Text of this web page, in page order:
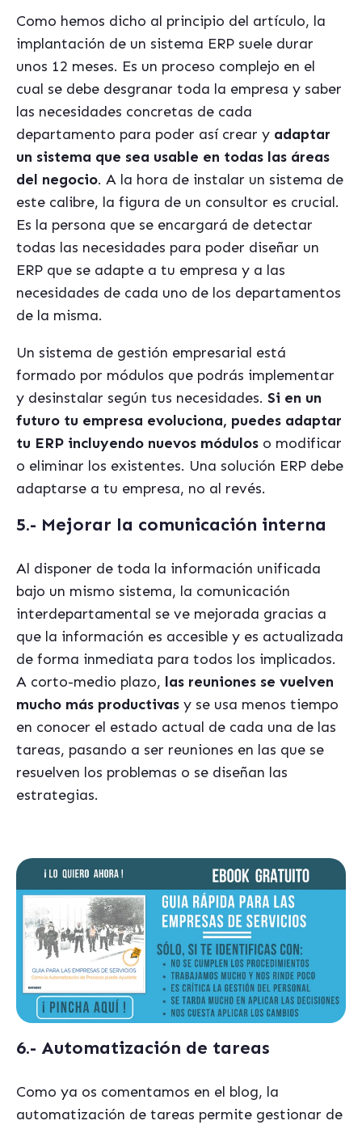
Como hemos dicho al principio del artículo, la
implantación de un sistema ERP suele durar
unos 12 meses. Es un proceso complejo en el
cual se debe desgranar toda la empresa y saber
las necesidades concretas de cada
departamento para poder así crear y adaptar
un sistema que sea usable en todas las áreas
del negocio. A la hora de instalar un sistema de
este calibre, la figura de un consultor es crucial.
Es la persona que se encargará de detectar
todas las necesidades para poder diseñar un
ERP que se adapte a tu empresa y a las
necesidades de cada uno de los departamentos
de la misma.
Un sistema de gestión empresarial está
formado por módulos que podrás implementar
y desinstalar según tus necesidades. Si en un
futuro tu empresa evoluciona, puedes adaptar
tu ERP incluyendo nuevos módulos o modificar
o eliminar los existentes. Una solución ERP debe
adaptarse a tu empresa, no al revés.
5.- Mejorar la comunicación interna
Al disponer de toda la información unificada
bajo un mismo sistema, la comunicación
interdepartamental se ve mejorada gracias a
que la información es accesible y es actualizada
de forma inmediata para todos los implicados.
A corto-medio plazo, las reuniones se vuelven
mucho más productivas y se usa menos tiempo
en conocer el estado actual de cada una de las
tareas, pasando a ser reuniones en las que se
resuelven los problemas o se diseñan las
estrategias.
6.- Automatización de tareas
Como ya os comentamos en el blog, la
automatización de tareas permite gestionar de